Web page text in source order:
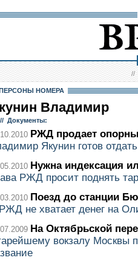
//
НОМЕРА
Владимир
// Документы:
РЖД продает
Якунин готов
Нужна индексация
РЖД просит поднять
Поезд до станции
не хватает денег на
На Октябрьской
вокзалу Москвы